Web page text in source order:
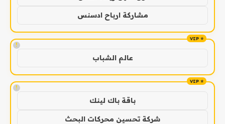
مشاركة ارباح ادسنس
!
عالم الشباب
!
باقة باك لينك
شركة تحسين محركات البحث